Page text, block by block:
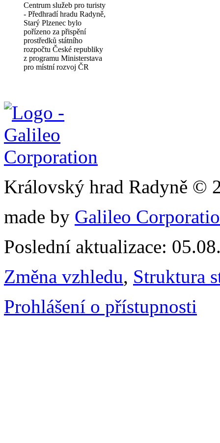
Centrum služeb pro turisty
- Předhradí hradu Radyně,
Starý Plzenec bylo
pořízeno za přispění
prostředků státního
rozpočtu České republiky
z programu Ministerstava
pro místní rozvoj ČR
Královský hrad Radyně ©
made by Galileo
Poslední aktualizace:
Změna vzhledu, Struktura
Prohlášení o přístupnosti